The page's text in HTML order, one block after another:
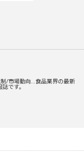
/市場動向…食品業界の最新
です。